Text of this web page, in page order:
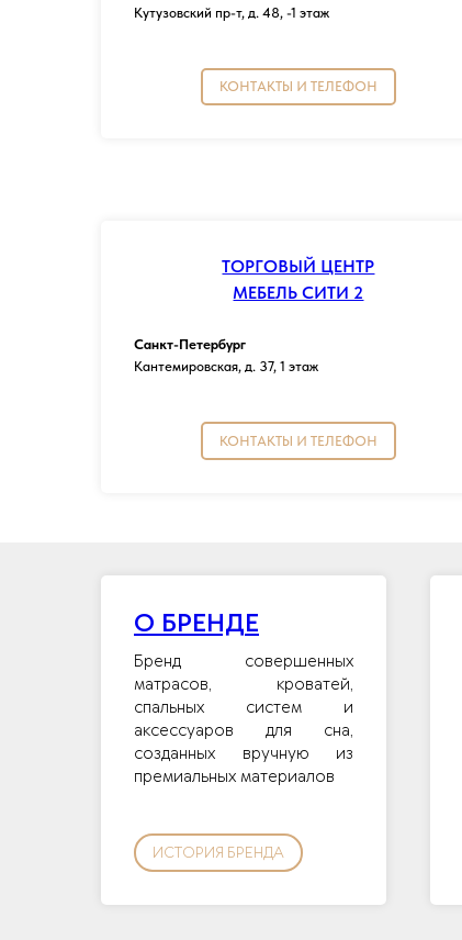
Кутузовский пр-т, д. 48, -1 этаж
КОНТАКТЫ И ТЕЛЕФОН
ТОРГОВЫЙ ЦЕНТР
МЕБЕЛЬ СИТИ 2
Санкт-Петербург
Кантемировская, д. 37, 1 этаж
КОНТАКТЫ И ТЕЛЕФОН
О БРЕНДЕ
Бренд совершенных
матрасов, кроватей,
спальных систем и
аксессуаров для сна,
созданных вручную из
премиальных материалов
ИСТОРИЯ БРЕНДА